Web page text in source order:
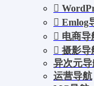
Emlog
电商导
摄影导
异次元导
运营导航